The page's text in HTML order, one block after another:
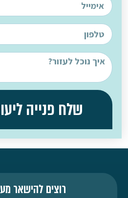
שלח פנייה
רוצים להישאר